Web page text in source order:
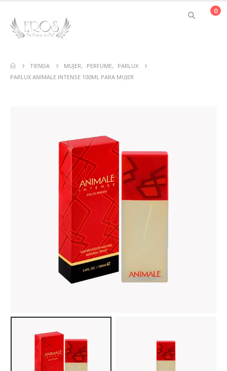
0
TIENDA MUJER, PERFUME,
PARLUX
PARLUX ANIMALE INTENSE 100ML PARA MUJER